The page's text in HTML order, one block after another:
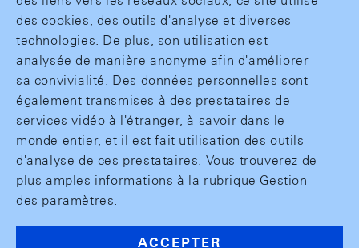
des cookies, des outils d'analyse et diverses
technologies. De plus, son utilisation est
analysée de manière anonyme afin d'améliorer
sa convivialité. Des données personnelles sont
également transmises à des prestataires de
services vidéo à l'étranger, à savoir dans le
monde entier, et il est fait utilisation des outils
d'analyse de ces prestataires. Vous trouverez de
plus amples informations à la rubrique Gestion
des paramètres.
ACCEPTER